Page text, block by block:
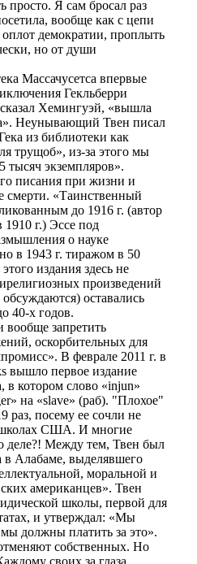
просто. Я сам бросал раз
вообще как с цепи
демократии, проплыть
но от души
Массачусетса впервые
Гекльберри
Хемингуэй, «вышла
Неунывающий Твен писал
из библиотеки как
трущоб», из-за этого мы
экземпляров».
писания при жизни и
смерти. «Таинственный
до 1916 г. (автор
1910 г.) Эссе под
о науке
в 1943 г. тиражом в 50
издания здесь не
произведений
обсуждаются) оставались
40-х годов.
запретить
оскорбительных для
В феврале 2011 г. в
вышло первое издание
котором слово «injun»
на «slave» (раб). "Плохое"
раз, посему ее сочли не
школах США. И многие
деле?! Между тем, Твен был
в Алабаме, выделявшего
моральной и
американцев». Твен
школы, первой для
и утверждал: «Мы
должны платить за это».
собственных. Но
своих за глаза